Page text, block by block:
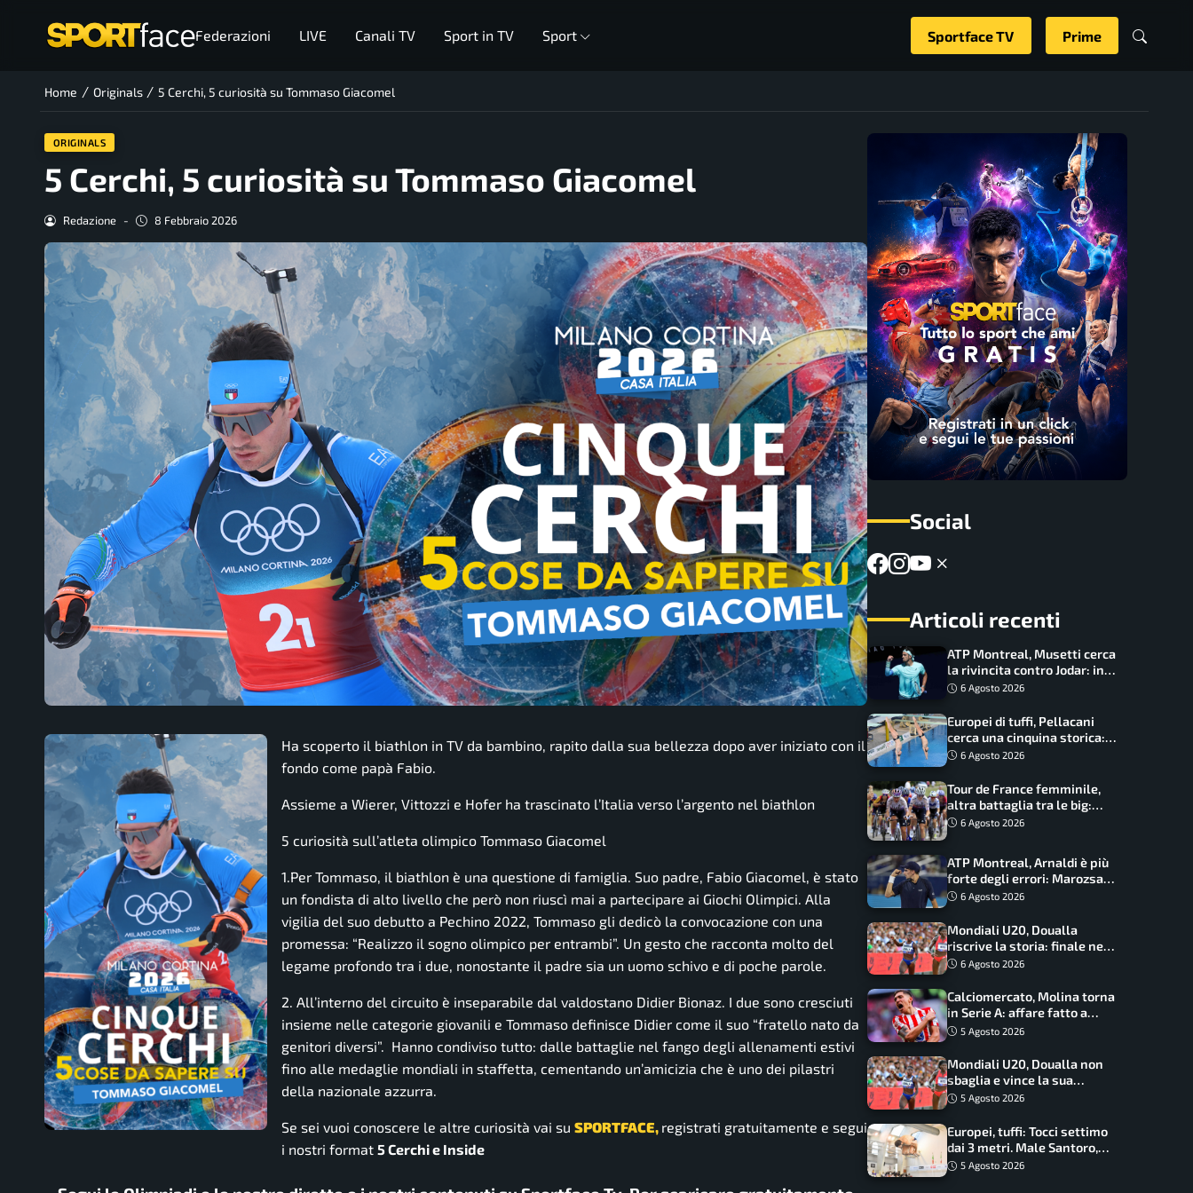
Federazioni LIVE Canali TV Sport in TV Sport Sportface TV Prime
Home / Originals / 5 Cerchi, 5 curiosità su Tommaso Giacomel
ORIGINALS
5 Cerchi, 5 curiosità su Tommaso Giacomel
Redazione - 8 Febbraio 2026
Ha scoperto il biathlon in TV da bambino, rapito dalla sua bellezza dopo aver iniziato con il
fondo come papà Fabio.
Assieme a Wierer, Vittozzi e Hofer ha trascinato l’Italia verso l’argento nel biathlon
5 curiosità sull’atleta olimpico Tommaso Giacomel
1.Per Tommaso, il biathlon è una questione di famiglia. Suo padre, Fabio Giacomel, è stato
un fondista di alto livello che però non riuscì mai a partecipare ai Giochi Olimpici. Alla
vigilia del suo debutto a Pechino 2022, Tommaso gli dedicò la convocazione con una
promessa: “Realizzo il sogno olimpico per entrambi”. Un gesto che racconta molto del
legame profondo tra i due, nonostante il padre sia un uomo schivo e di poche parole.
2. All’interno del circuito è inseparabile dal valdostano Didier Bionaz. I due sono cresciuti
insieme nelle categorie giovanili e Tommaso definisce Didier come il suo “fratello nato da
genitori diversi”. Hanno condiviso tutto: dalle battaglie nel fango degli allenamenti estivi
fino alle medaglie mondiali in staffetta, cementando un’amicizia che è uno dei pilastri
della nazionale azzurra.
Se sei vuoi conoscere le altre curiosità vai su SPORTFACE, registrati gratuitamente e segui
i nostri format 5 Cerchi e Inside
Social
Articoli recenti
ATP Montreal, Musetti cerca
la rivincita contro Jodar: in
palio gli ottavi
6 Agosto 2026
Europei di tuffi, Pellacani
cerca una cinquina storica:
Conte e Wang sfidano la
6 Agosto 2026
Tour de France femminile,
altra battaglia tra le big:
Longo Borghini sogna il
colpo
6 Agosto 2026
ATP Montreal, Arnaldi è più
forte degli errori: Marozsan
piegato dopo oltre due ore
6 Agosto 2026
Mondiali U20, Doualla
riscrive la storia: finale nei
100 metri dopo trent’anni
6 Agosto 2026
Calciomercato, Molina torna
in Serie A: affare fatto a
cifre sorprendenti
5 Agosto 2026
Mondiali U20, Doualla non
sbaglia e vince la sua
batteria sui 100 metri:
5 Agosto 2026
Europei, tuffi: Tocci settimo
dai 3 metri. Male Santoro,
Wesemann si prende l’oro
5 Agosto 2026